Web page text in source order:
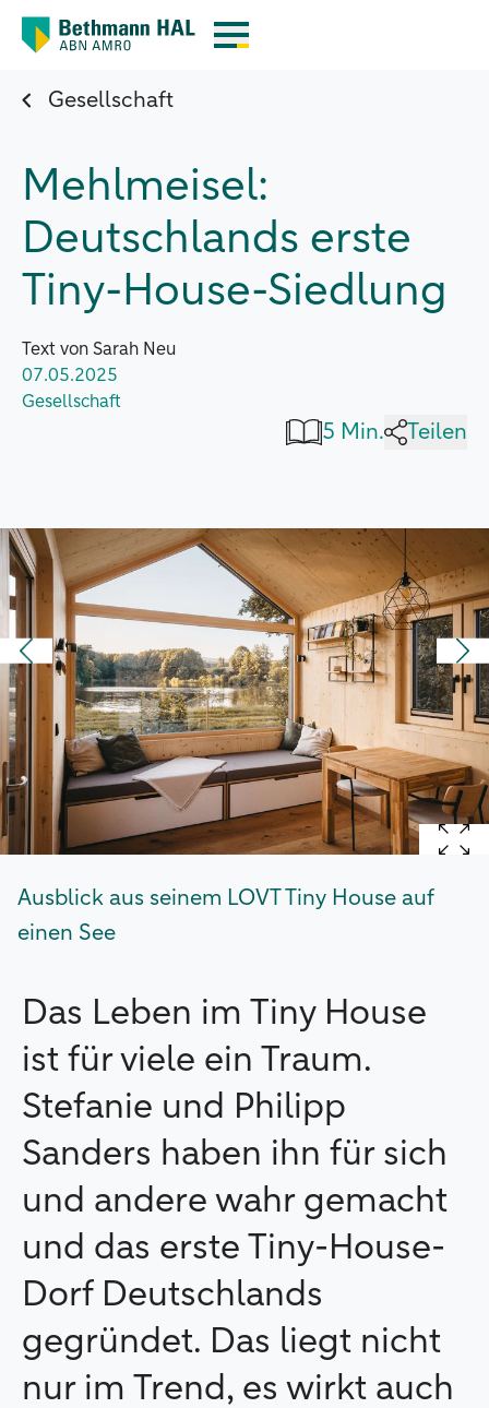
Gesellschaft
Mehlmeisel:
Deutschlands erste
Tiny-House-Siedlung
Text von Sarah Neu
07.05.2025
Gesellschaft
5 Min. Teilen
Ausblick aus seinem LOVT Tiny House auf
einen See
Das Leben im Tiny House
ist für viele ein Traum.
Stefanie und Philipp
Sanders haben ihn für sich
und andere wahr gemacht
und das erste Tiny-House-
Dorf Deutschlands
gegründet. Das liegt nicht
nur im Trend, es wirkt auch